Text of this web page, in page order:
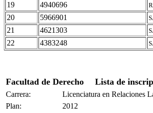
19 4940696
20 5966901
21 4621303
22 4383248
Facultad de Derecho Lista de
Carrera:
Licenciatura en Relaciones
Plan:
2012